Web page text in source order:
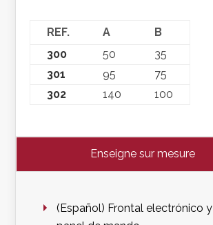
REF. A
B
300
50
35
301
95
75
302
140 100
Enseigne sur mesure
(Español) Frontal electrónico y